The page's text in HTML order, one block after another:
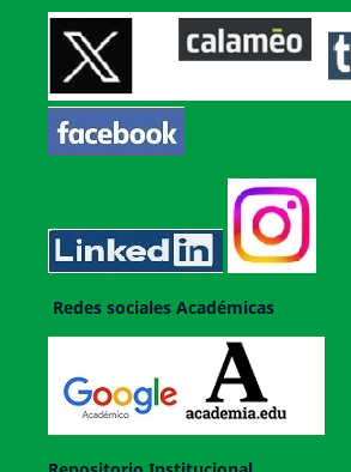
Redes sociales Académicas